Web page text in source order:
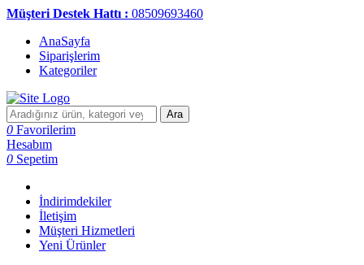
Müşteri Destek Hattı : 08509693460
AnaSayfa
Siparişlerim
Kategoriler
Ara
0 Favorilerim
Hesabım
0 Sepetim
İndirimdekiler
İletişim
Müşteri Hizmetleri
Yeni Ürünler